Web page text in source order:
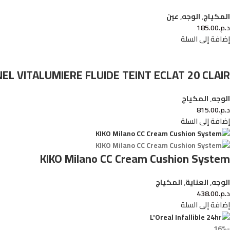
المكياج,الوجه,عين
د.م.185.00
إضافة إلى السلة
VITALUMIERE FLUIDE TEINT ECLAT 20 CLAIR
الوجه,المكياج
د.م.815.00
إضافة إلى السلة
KIKO Milano CC Cream Cushion System
الوجه,العناية,المكياج
د.م.438.00
إضافة إلى السلة